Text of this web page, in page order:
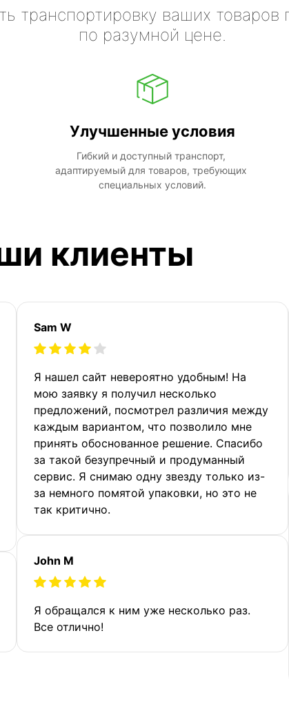
транспортировку ваших
по разумной цене.
Улучшенные условия
Гибкий и доступный транспорт,
адаптируемый для товаров, требующих
специальных условий.
клиенты
Sam W
Я нашел сайт невероятно удобным! На
мою заявку я получил несколько
предложений, посмотрел различия между
каждым вариантом, что позволило мне
принять обоснованное решение. Спасибо
за такой безупречный и продуманный
сервис. Я снимаю одну звезду только из-
за немного помятой упаковки, но это не
так критично.
John M
Я обращался к ним уже несколько раз.
Все отлично!